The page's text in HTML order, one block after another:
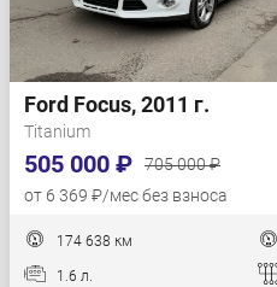
Ford Focus, 2011 г.
Titanium
505 000 ₽
705 000 ₽
от 6 369 ₽/мес без взноса
174 638 км
1.6 л.